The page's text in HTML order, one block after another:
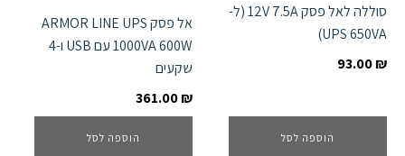
סוללה לאל פסק 12V 7.5A (ל-
UPS 650VA)
93.00₪
הוספה לסל
אל פסק ARMOR LINE UPS
1000VA 600W עם USB ו-4
שקעים
361.00₪
הוספה לסל